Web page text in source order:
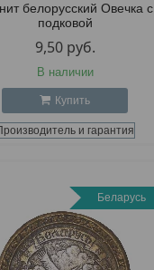
белорусский Овечка с
подковой
9,50 руб.
В наличии
Купить
и гарантия
Беларусь